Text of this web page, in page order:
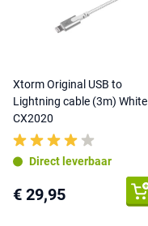
Xtorm Original USB to
Lightning cable (3m) White
CX2020
Direct leverbaar
€ 29,95